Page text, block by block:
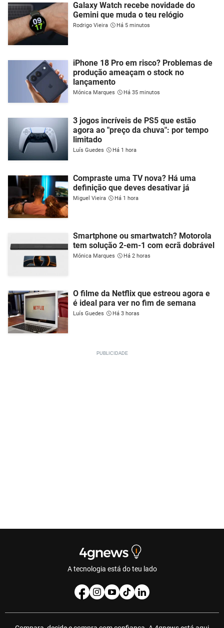
Galaxy Watch recebe novidade do
Gemini que muda o teu relógio
Rodrigo Vieira Há 5 minutos
iPhone 18 Pro em risco? Problemas de
produção ameaçam o stock no
lançamento
Mónica Marques Há 35 minutos
3 jogos incríveis de PS5 que estão
agora ao "preço da chuva": por tempo
limitado
Luís Guedes Há 1 hora
Compraste uma TV nova? Há uma
definição que deves desativar já
Miguel Vieira Há 1 hora
Smartphone ou smartwatch? Motorola
tem solução 2-em-1 com ecrã dobrável
Mónica Marques Há 2 horas
O filme da Netflix que estreou agora e
é ideal para ver no fim de semana
Luís Guedes Há 3 horas
A tecnologia está do teu lado